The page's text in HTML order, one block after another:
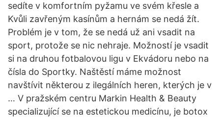
sedíte v komfortním pyžamu ve svém křesle a
Kvůli zavřeným kasínům a hernám se nedá žít.
Problém je v tom, že se nedá už ani vsadit na
sport, protože se nic nehraje. Možností je vsadit
si na druhou fotbalovou ligu v Ekvádoru nebo na
čísla do Sportky. Naštěstí máme možnost
navštívit některou z ilegálních heren, kterých je v
… V pražském centru Markin Health & Beauty
specializující se na estetickou medicínu, je botox